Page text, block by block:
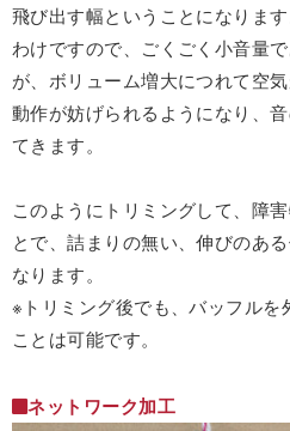
飛び出す幅ということになりま
わけですので、ごくごく小音量
が、ボリューム増大につれて空
動作が妨げられるようになり、
てきます。
このようにトリミングして、障
とで、詰まりの無い、伸びのあ
なります。
※トリミング後でも、バッフルを
ことは可能です。
ネットワーク加工